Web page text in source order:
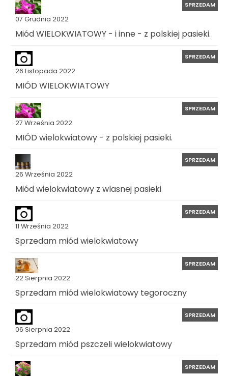
07 Grudnia 2022
SPRZEDAM
Miód WIELOKWIATOWY - i inne - z polskiej pasieki.
26 Listopada 2022
SPRZEDAM
MIÓD WIELOKWIATOWY
27 Września 2022
SPRZEDAM
MIÓD wielokwiatowy - z polskiej pasieki.
26 Września 2022
SPRZEDAM
Miód wielokwiatowy z wlasnej pasieki
11 Września 2022
SPRZEDAM
Sprzedam miód wielokwiatowy
22 Sierpnia 2022
SPRZEDAM
Sprzedam miód wielokwiatowy tegoroczny
06 Sierpnia 2022
SPRZEDAM
Sprzedam miód pszczeli wielokwiatowy
SPRZEDAM